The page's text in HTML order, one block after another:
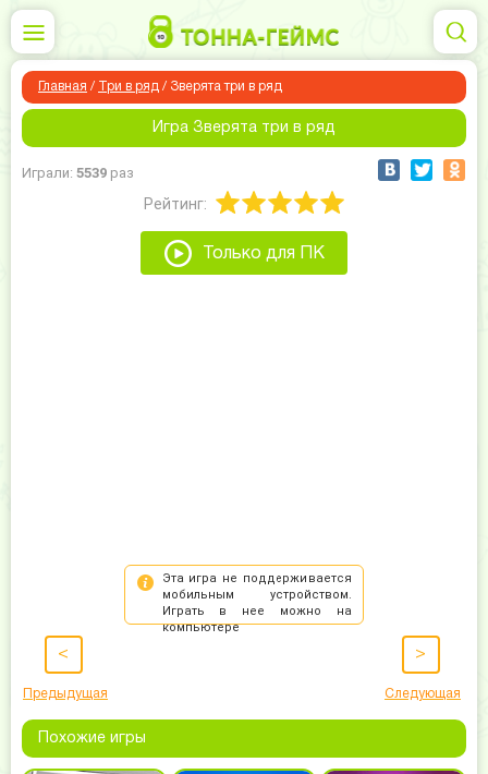
Главная / Три в ряд / Зверята три в ряд
Игра Зверята три в ряд
Играли: 5539 раз
Рейтинг:
Только для ПК
<
Предыдущая
>
Следующая
Похожие игры